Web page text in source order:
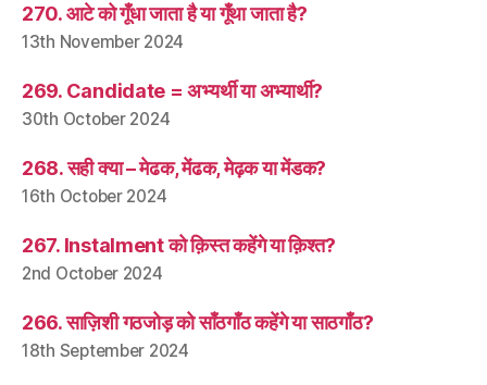
270. आटे को गूँधा जाता है या गूँथा जाता है?
13th November 2024
269. Candidate = अभ्यर्थी या अभ्यार्थी?
30th October 2024
268. सही क्या – मेढक, मेंढक, मेढ़क या मेंडक?
16th October 2024
267. Instalment को क़िस्त कहेंगे या क़िश्त?
2nd October 2024
266. साज़िशी गठजोड़ को साँठगाँठ कहेंगे या साठगाँठ?
18th September 2024